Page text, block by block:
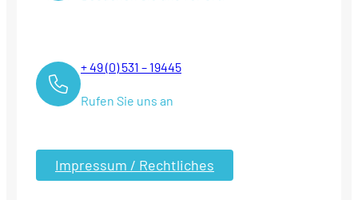
+ 49 (0) 531 – 19445
Rufen Sie uns an
Impressum / Rechtliches